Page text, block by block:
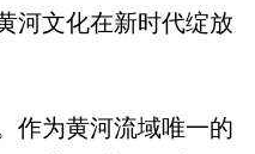
河文化在新时代绽放
为黄河流域唯一的